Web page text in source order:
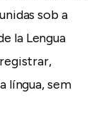
sob a
la Lengua
língua, sem